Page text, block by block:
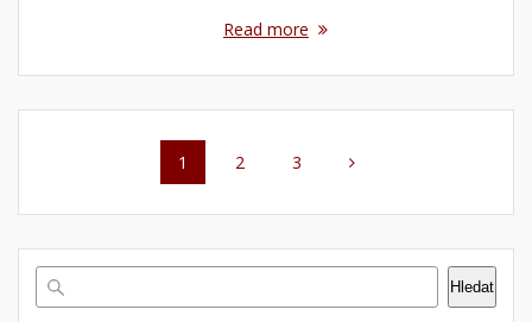
Read more
navigationPage
1 Page
2 Page
3
Hledat